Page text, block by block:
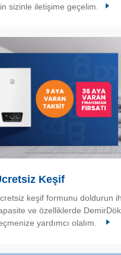
sizinle iletişime geçelim.
Keşif
keşif formunu doldurun
ve özelliklerde
yardımcı olalım.